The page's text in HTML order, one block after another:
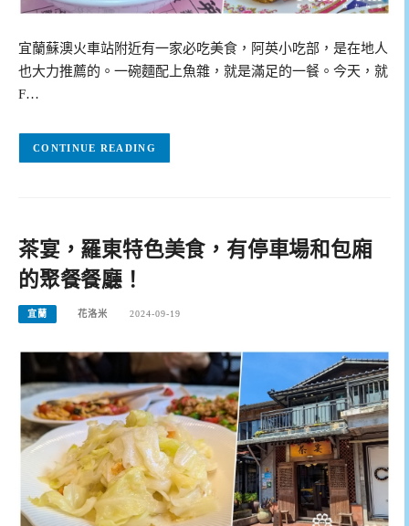
宜蘭蘇澳火車站附近有一家必吃美食，阿英小吃部，是在地人
也大力推薦的。一碗麵配上魚雜，就是滿足的一餐。今天，就
F…
CONTINUE READING
茶宴，羅東特色美食，有停車場和包廂
的聚餐餐廳！
宜蘭 花洛米 2024-09-19